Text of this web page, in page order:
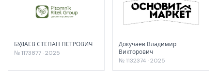
БУДАЕВ СТЕПАН ПЕТРОВИЧ
№ 1173877 · 2025
Докучаев Владимир
Викторович
№ 1132374 · 2025